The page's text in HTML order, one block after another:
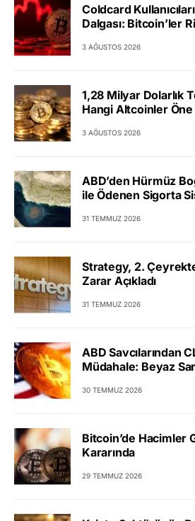
Coldcard
Dalgası: Bitcoin’ler
3 AĞUSTOS 2026
1,28 Milyar Dolarlık
Hangi Altcoinler Öne
3 AĞUSTOS 2026
ABD’den Hürmüz
ile Ödenen Sigorta
31 TEMMUZ 2026
Strategy, 2.
Zarar Açıkladı
31 TEMMUZ 2026
ABD Savcılarından
Müdahale: Beyaz
30 TEMMUZ 2026
Bitcoin’de Hacimler
Kararında
29 TEMMUZ 2026